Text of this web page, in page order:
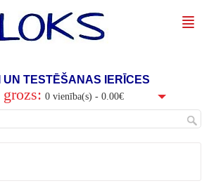
UN TESTĒŠANAS IERĪCES
0 vienība(s) - 0.00€